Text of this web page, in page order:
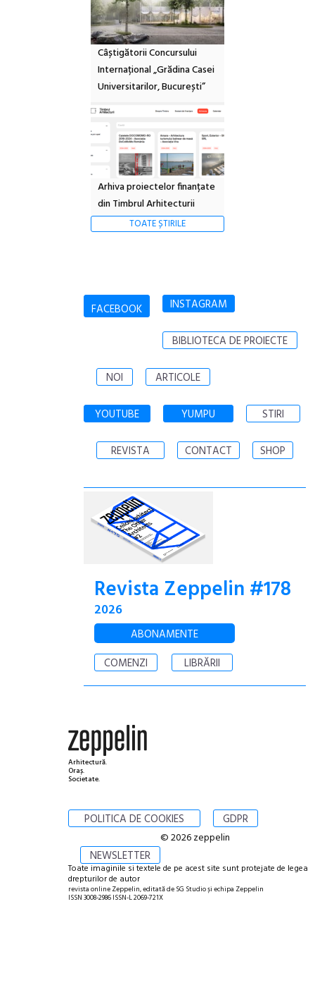
Câștigătorii Concursului
Internațional „Grădina Casei
Universitarilor, București”
Arhiva proiectelor finanțate
din Timbrul Arhitecturii
TOATE ȘTIRILE
FACEBOOK INSTAGRAM
BIBLIOTECA DE PROIECTE
NOI ARTICOLE
YOUTUBE YUMPU STIRI
REVISTA CONTACT SHOP
Revista Zeppelin #178
2026
ABONAMENTE
COMENZI
LIBRĂRII
Arhitectură.
Oraș.
Societate.
POLITICA DE COOKIES GDPR
NEWSLETTER
© 2026 zeppelin
Toate imaginile si textele de pe acest site sunt protejate de legea
drepturilor de autor
revista online Zeppelin, editată de SG Studio și echipa Zeppelin
ISSN 3008-2986 ISSN-L 2069-721X